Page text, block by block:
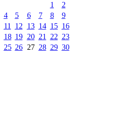
1
2
4 5 6 7 8
9
11 12 13 14 15 16
18 19 20 21 22 23
25 26 27 28 29 30